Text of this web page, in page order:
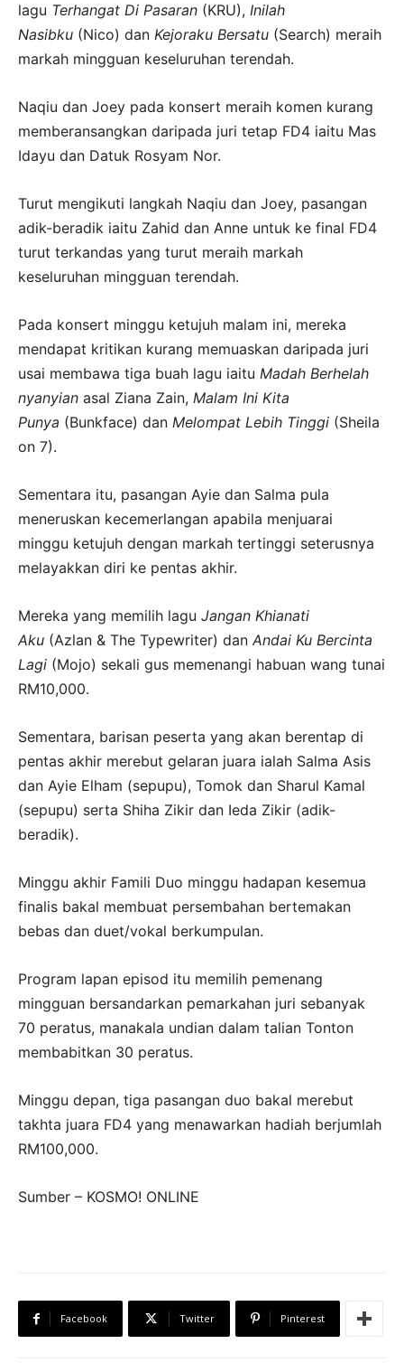
lagu Terhangat Di Pasaran (KRU), Inilah
Nasibku (Nico) dan Kejoraku Bersatu (Search) meraih
markah mingguan keseluruhan terendah.
Naqiu dan Joey pada konsert meraih komen kurang
memberansangkan daripada juri tetap FD4 iaitu Mas
Idayu dan Datuk Rosyam Nor.
Turut mengikuti langkah Naqiu dan Joey, pasangan
adik-beradik iaitu Zahid dan Anne untuk ke final FD4
turut terkandas yang turut meraih markah
keseluruhan mingguan terendah.
Pada konsert minggu ketujuh malam ini, mereka
mendapat kritikan kurang memuaskan daripada juri
usai membawa tiga buah lagu iaitu Madah Berhelah
nyanyian asal Ziana Zain, Malam Ini Kita
Punya (Bunkface) dan Melompat Lebih Tinggi (Sheila
on 7).
Sementara itu, pasangan Ayie dan Salma pula
meneruskan kecemerlangan apabila menjuarai
minggu ketujuh dengan markah tertinggi seterusnya
melayakkan diri ke pentas akhir.
Mereka yang memilih lagu Jangan Khianati
Aku (Azlan & The Typewriter) dan Andai Ku Bercinta
Lagi (Mojo) sekali gus memenangi habuan wang tunai
RM10,000.
Sementara, barisan peserta yang akan berentap di
pentas akhir merebut gelaran juara ialah Salma Asis
dan Ayie Elham (sepupu), Tomok dan Sharul Kamal
(sepupu) serta Shiha Zikir dan Ieda Zikir (adik-
beradik).
Minggu akhir Famili Duo minggu hadapan kesemua
finalis bakal membuat persembahan bertemakan
bebas dan duet/vokal berkumpulan.
Program lapan episod itu memilih pemenang
mingguan bersandarkan pemarkahan juri sebanyak
70 peratus, manakala undian dalam talian Tonton
membabitkan 30 peratus.
Minggu depan, tiga pasangan duo bakal merebut
takhta juara FD4 yang menawarkan hadiah berjumlah
RM100,000.
Sumber – KOSMO! ONLINE
Facebook Twitter Pinterest